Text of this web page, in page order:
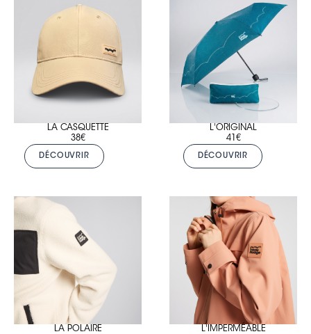
LA CASQUETTE
38€
DÉCOUVRIR
L'ORIGINAL
41€
DÉCOUVRIR
LA POLAIRE
L'IMPERMÉABLE